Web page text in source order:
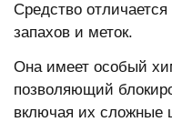
Средство
запахов и меток.
Она имеет особый
позволяющий
включая их сложные